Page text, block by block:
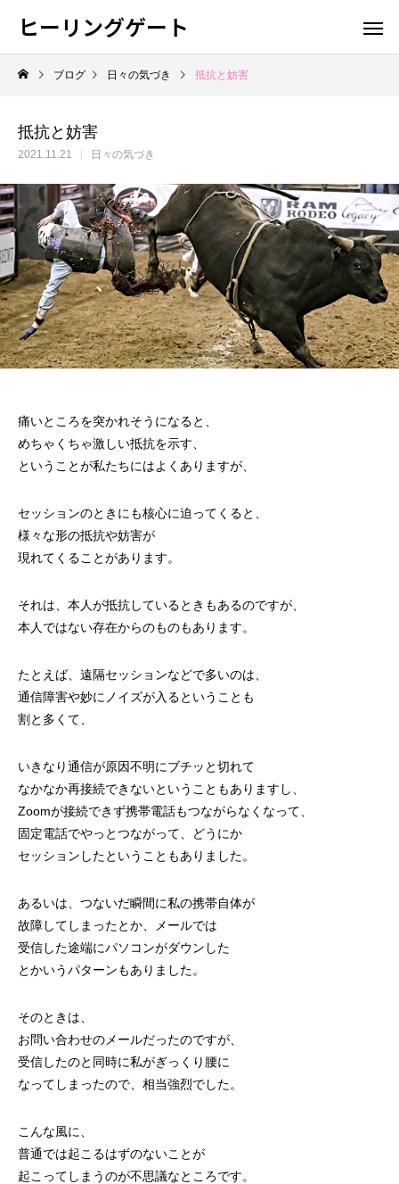
ヒーリングゲート
ブログ 日々の気づき 抵抗と妨害
抵抗と妨害
2021.11.21 日々の気づき
痛いところを突かれそうになると、
めちゃくちゃ激しい抵抗を示す、
ということが私たちにはよくありますが、
セッションのときにも核心に迫ってくると、
様々な形の抵抗や妨害が
現れてくることがあります。
それは、本人が抵抗しているときもあるのですが、
本人ではない存在からのものもあります。
たとえば、遠隔セッションなどで多いのは、
通信障害や妙にノイズが入るということも
割と多くて、
いきなり通信が原因不明にブチッと切れて
なかなか再接続できないということもありますし、
Zoomが接続できず携帯電話もつながらなくなって、
固定電話でやっとつながって、どうにか
セッションしたということもありました。
あるいは、つないだ瞬間に私の携帯自体が
故障してしまったとか、メールでは
受信した途端にパソコンがダウンした
とかいうパターンもありました。
そのときは、
お問い合わせのメールだったのですが、
受信したのと同時に私がぎっくり腰に
なってしまったので、相当強烈でした。
こんな風に、
普通では起こるはずのないことが
起こってしまうのが不思議なところです。